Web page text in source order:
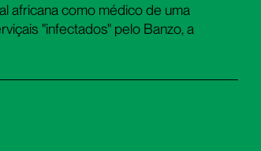
africana como médico de uma
"infectados" pelo Banzo, a